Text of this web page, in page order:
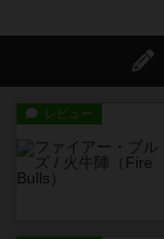
レビュー